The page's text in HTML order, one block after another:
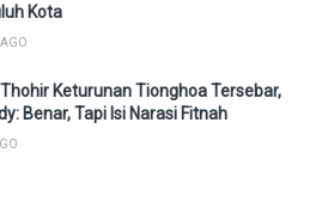
Kota
Thohir Keturunan Tionghoa Tersebar,
Benar, Tapi Isi Narasi Fitnah